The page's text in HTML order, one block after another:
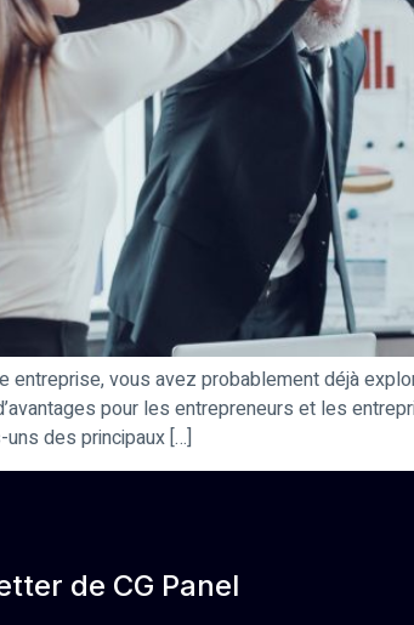
entreprise, vous avez probablement déjà
pour les entrepreneurs et les
des principaux […]
de CG Panel